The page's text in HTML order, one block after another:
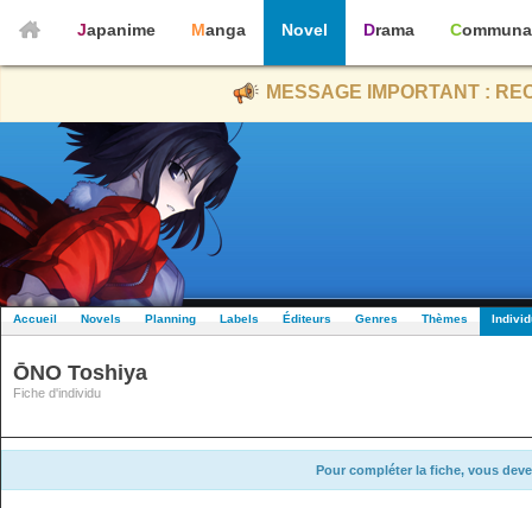
Japanime Manga Novel Drama
MESSAGE IMPORTANT :
Accueil Novels Planning Labels Éditeurs Genres Thèmes
ŌNO Toshiya
Fiche d'individu
Pour compléter la fiche, vous